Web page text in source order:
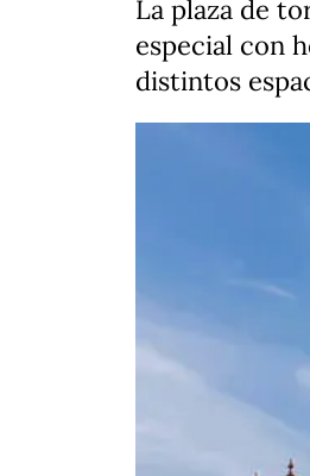
La plaza de
especial con
distintos